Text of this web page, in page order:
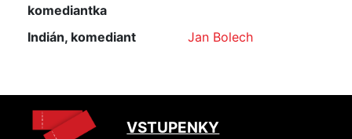
komediantka
Indián, komediant Jan Bolech
VSTUPENKY